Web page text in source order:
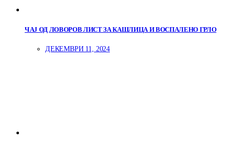
ЧАЈ ОД ЛОВОРОВ ЛИСТ ЗА КАШЛИЦА И ВОСПАЛЕНО ГРЛО
ДЕКЕМВРИ 11, 2024